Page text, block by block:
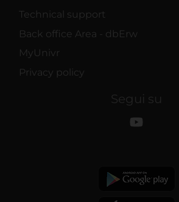
Technical support
Back office Area - dbErw
MyUnivr
Privacy policy
Segui su